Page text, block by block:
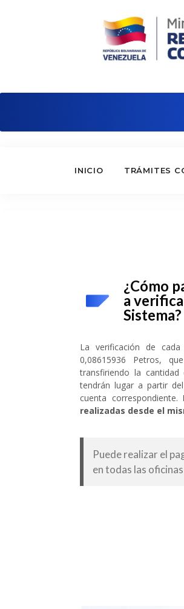
INICIO TRÁMITES
¿Cómo
a
Sistema?
La verificación de
0,08615936 Petros,
transfiriendo la
tendrán lugar a partir
cuenta correspondiente.
realizadas desde el
Puede realizar el
en todas las